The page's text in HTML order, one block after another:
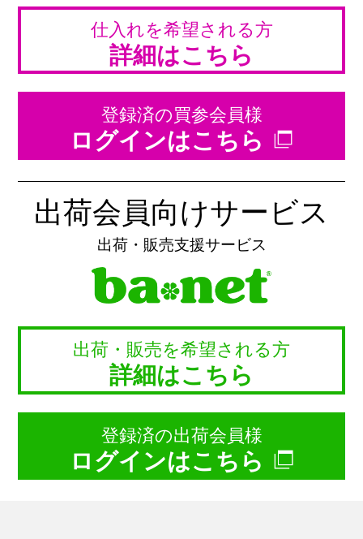
仕入れを希望される方
詳細はこちら
登録済の買参会員様
ログインはこちら
出荷会員向けサービス
出荷・販売支援サービス
出荷・販売を希望される方
詳細はこちら
登録済の出荷会員様
ログインはこちら